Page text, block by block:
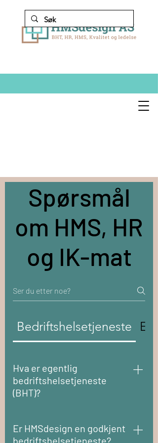
Spørsmål
om HMS, HR
og IK-mat
Bedriftshelsetjeneste
Hva er egentlig
bedriftshelsetjeneste
(BHT)?
driver med forebyggende arbeid
innenfor helse, miljø og sikkerhet
Er HMSdesign en godkjent
bedriftshelsetjeneste?